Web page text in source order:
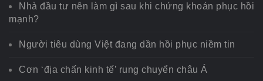
Nhà đầu tư nên làm gì sau khi chứng khoán phục hồi
mạnh?
Người tiêu dùng Việt đang dần hồi phục niềm tin
Cơn ‘địa chấn kinh tế’ rung chuyển châu Á